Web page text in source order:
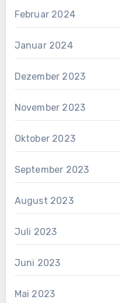
Februar 2024
Januar 2024
Dezember 2023
November 2023
Oktober 2023
September 2023
August 2023
Juli 2023
Juni 2023
Mai 2023